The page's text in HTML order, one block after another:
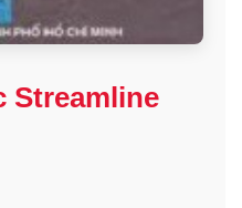
Streamline